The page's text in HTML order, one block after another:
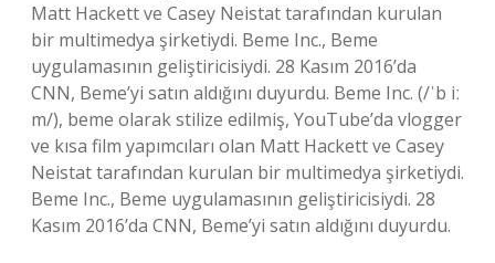
Matt Hackett ve Casey Neistat tarafından kurulan
bir multimedya şirketiydi. Beme Inc., Beme
uygulamasının geliştiricisiydi. 28 Kasım 2016’da
CNN, Beme’yi satın aldığını duyurdu. Beme Inc. (/ˈb iː
m/), beme olarak stilize edilmiş, YouTube’da vlogger
ve kısa film yapımcıları olan Matt Hackett ve Casey
Neistat tarafından kurulan bir multimedya şirketiydi.
Beme Inc., Beme uygulamasının geliştiricisiydi. 28
Kasım 2016’da CNN, Beme’yi satın aldığını duyurdu.